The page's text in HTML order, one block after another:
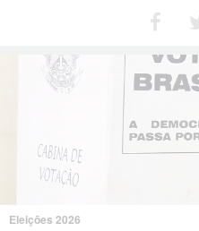
Eleições 2026